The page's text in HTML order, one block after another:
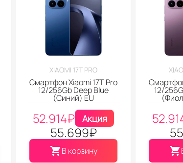
XIAOMI 17T PRO
Смартфон Xiaomi 17T Pro
12/256Gb Deep Blue
(Синий) EU
52.914₽ Акция
55.699₽
В корзину
12/